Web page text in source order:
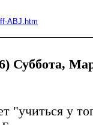
-ABJ. htm
Суббота,
"учиться у